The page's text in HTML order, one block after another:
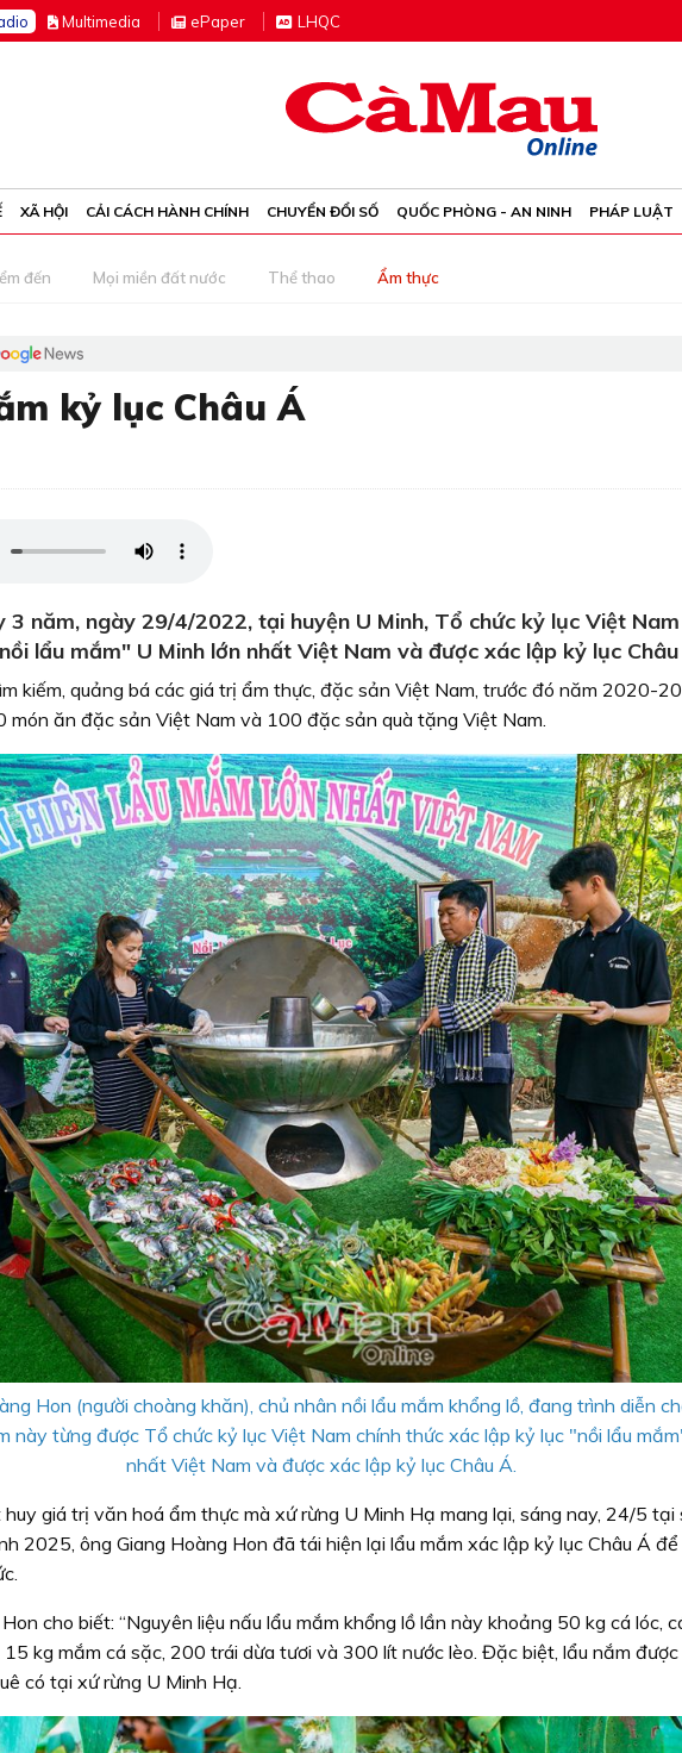
Multimedia ePaper LHQC
XÃ HỘI CẢI CÁCH HÀNH CHÍNH CHUYỂN ĐỔI SỐ QUỐC PHÒNG - AN NINH PHÁP LUẬT
đến Mọi miền đất nước Thể thao Ẩm thực
kỷ lục Châu Á
3 năm, ngày 29/4/2022, tại huyện U Minh, Tổ chức kỷ lục Việt
lẩu mắm" U Minh lớn nhất Việt Nam và được xác lập kỷ lục
kiếm, quảng bá các giá trị ẩm thực, đặc sản Việt Nam, trước đó năm 2020-
món ăn đặc sản Việt Nam và 100 đặc sản quà tặng Việt Nam.
Hon (người choàng khăn), chủ nhân nồi lẩu mắm khổng lồ, đang trình diễn
này từng được Tổ chức kỷ lục Việt Nam chính thức xác lập kỷ lục "nồi lẩu
nhất Việt Nam và được xác lập kỷ lục Châu Á.
giá trị văn hoá ẩm thực mà xứ rừng U Minh Hạ mang lại, sáng nay, 24/5 tại
2025, ông Giang Hoàng Hon đã tái hiện lại lẩu mắm xác lập kỷ lục Châu Á để
cho biết: “Nguyên liệu nấu lẩu mắm khổng lồ lần này khoảng 50 kg cá lóc,
15 kg mắm cá sặc, 200 trái dừa tươi và 300 lít nước lèo. Đặc biệt, lẩu nắm
có tại xứ rừng U Minh Hạ.